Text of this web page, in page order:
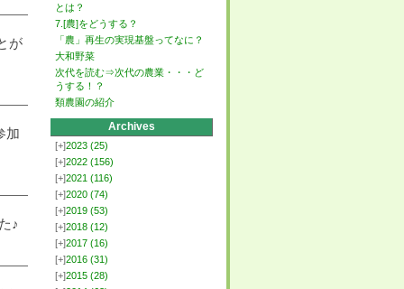
が
加
♪
とは？
7.[農]をどうする？
「農」再生の実現基盤ってなに？
大和野菜
次代を読む⇒次代の農業・・・ど
うする！？
類農園の紹介
Archives
[+]2023 (25)
[+]2022 (156)
[+]2021 (116)
[+]2020 (74)
[+]2019 (53)
[+]2018 (12)
[+]2017 (16)
[+]2016 (31)
[+]2015 (28)